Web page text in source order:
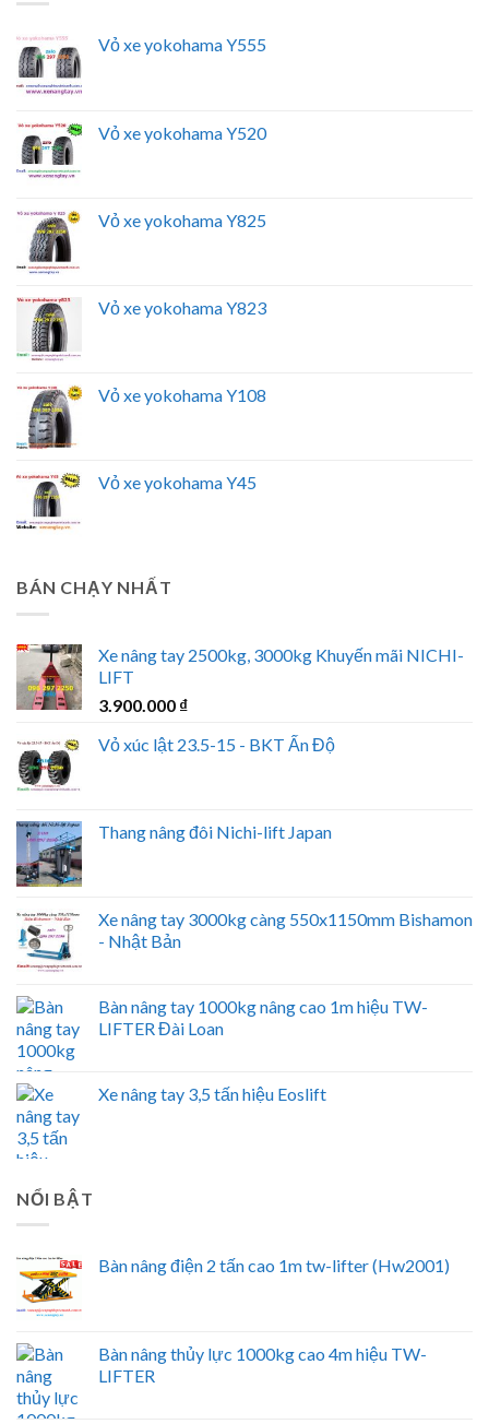
Vỏ xe yokohama Y555
Vỏ xe yokohama Y520
Vỏ xe yokohama Y825
Vỏ xe yokohama Y823
Vỏ xe yokohama Y108
Vỏ xe yokohama Y45
BÁN CHẠY NHẤT
Xe nâng tay 2500kg, 3000kg Khuyến mãi NICHI-
LIFT
3.900.000 ₫
Vỏ xúc lật 23.5-15 - BKT Ấn Độ
Thang nâng đôi Nichi-lift Japan
Xe nâng tay 3000kg càng 550x1150mm Bishamon
- Nhật Bản
Bàn nâng tay 1000kg nâng cao 1m hiệu TW-
LIFTER Đài Loan
Xe nâng tay 3,5 tấn hiệu Eoslift
NỔI BẬT
Bàn nâng điện 2 tấn cao 1m tw-lifter (Hw2001)
Bàn nâng thủy lực 1000kg cao 4m hiệu TW-
LIFTER